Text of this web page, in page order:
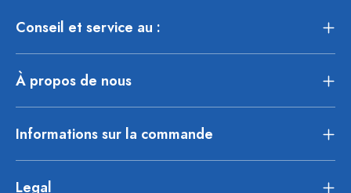
Conseil et service au :
À propos de nous
Informations sur la commande
Legal